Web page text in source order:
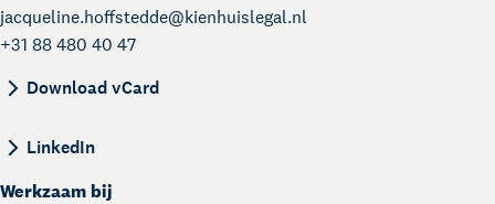
jacqueline.hoffstedde@kienhuislegal.nl
+31 88 480 40 47
Download vCard
LinkedIn
Werkzaam bij